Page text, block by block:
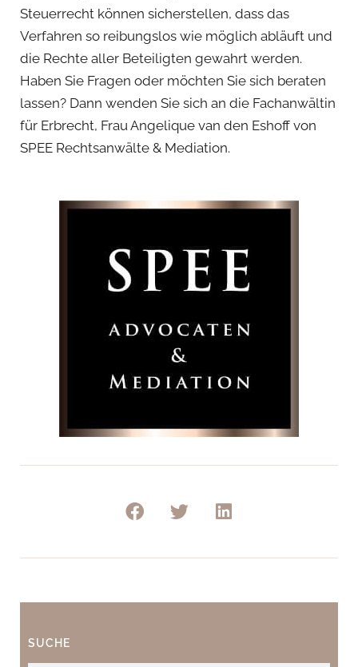
Steuerrecht können sicherstellen, dass das
Verfahren so reibungslos wie möglich abläuft und
die Rechte aller Beteiligten gewahrt werden.
Haben Sie Fragen oder möchten Sie sich beraten
lassen? Dann wenden Sie sich an die Fachanwältin
für Erbrecht, Frau Angelique van den Eshoff von
SPEE Rechtsanwälte & Mediation.
SUCHE